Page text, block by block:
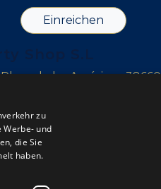
Einreichen
de las Américas,
Sur, Tenerife
zu
Werbe- und
die Sie
haben.